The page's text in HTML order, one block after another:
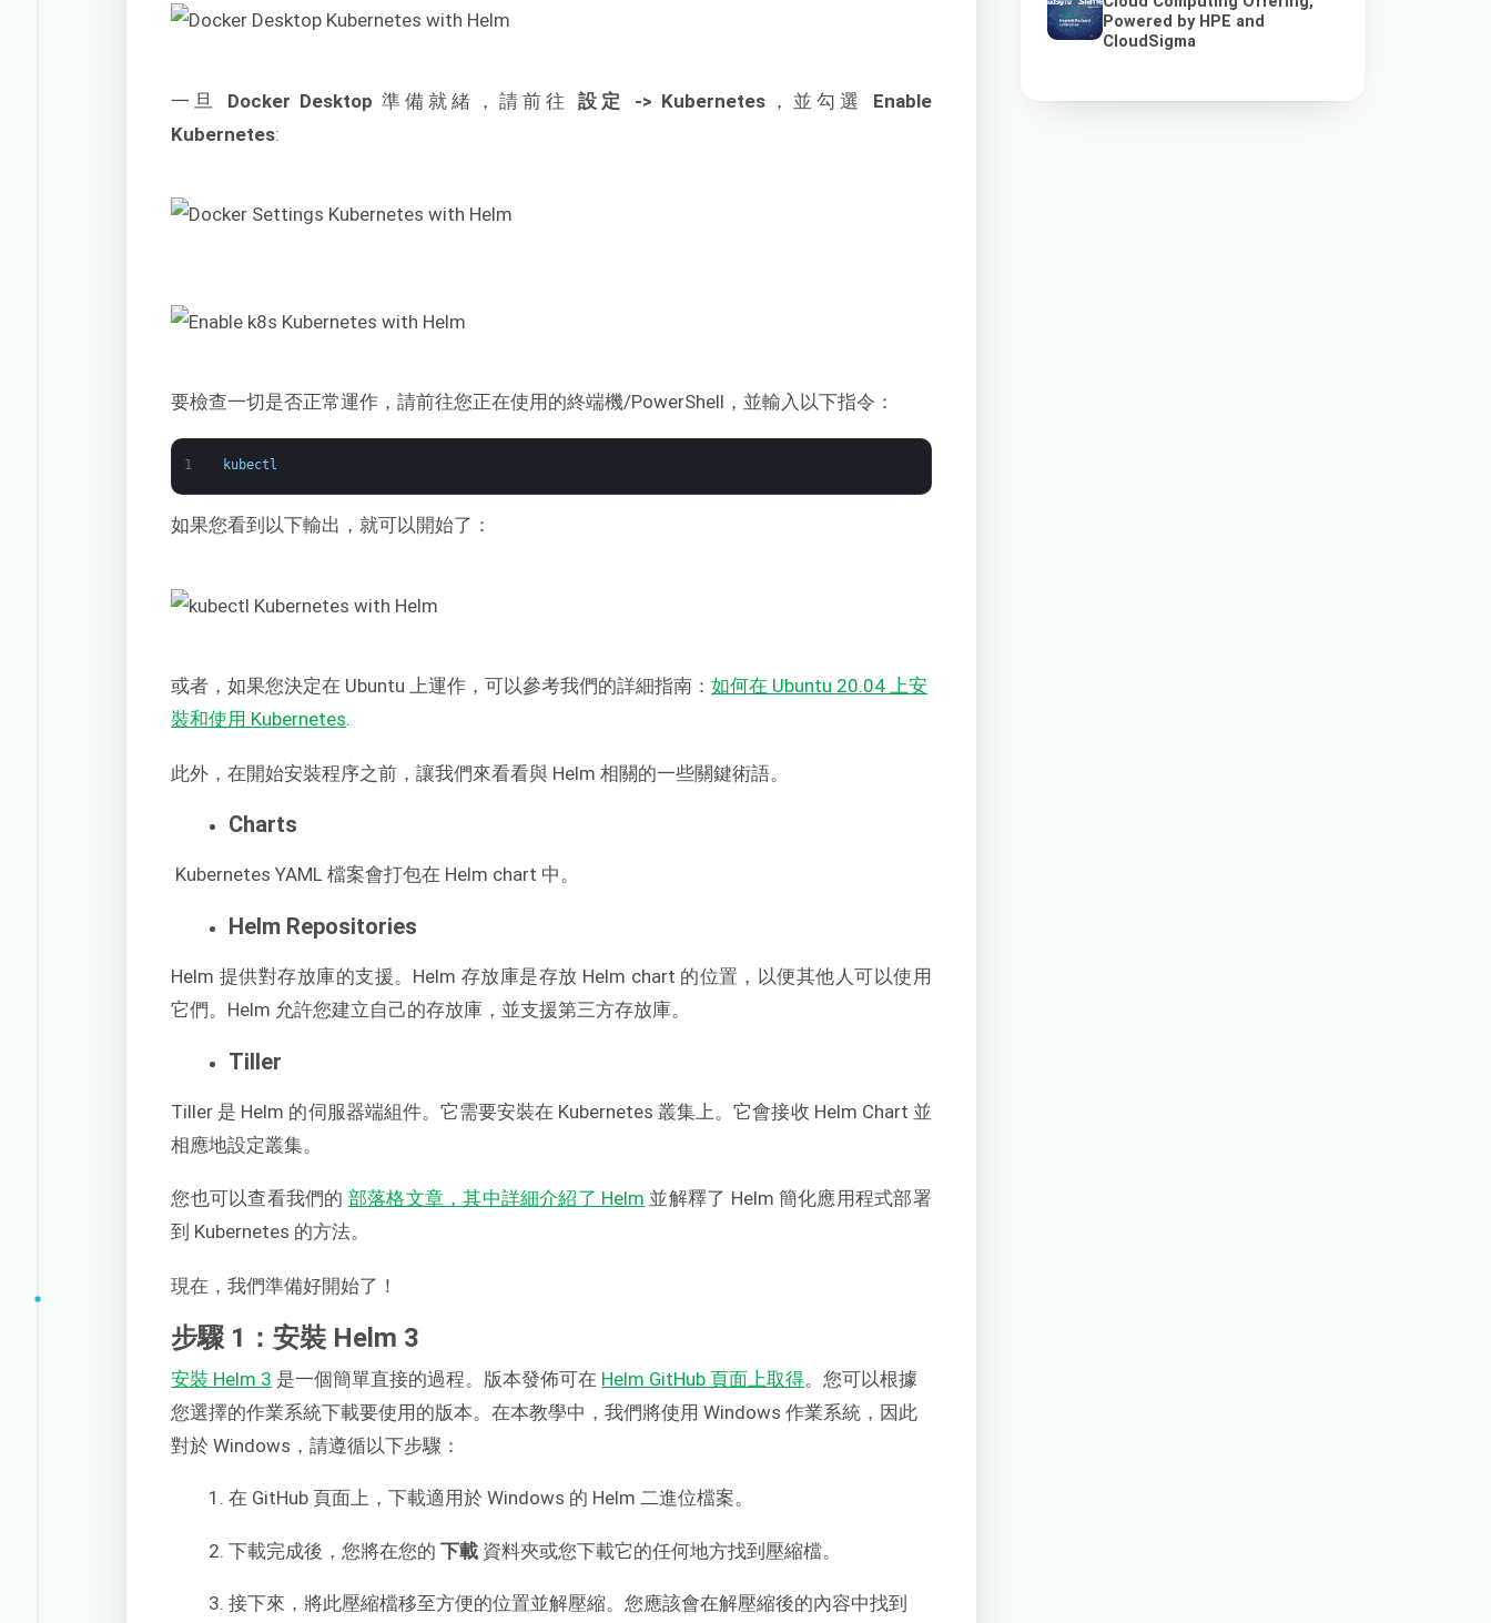
一旦 Docker Desktop 準備就緒，請前往設定 -> Kubernetes，並勾選 Enable
Kubernetes:
要檢查一切是否正常運作，請前往您正在使用的終端機/PowerShell，並輸入以下指令：
1 kubectl
如果您看到以下輸出，就可以開始了：
或者，如果您決定在 Ubuntu 上運作，可以參考我們的詳細指南：如何在 Ubuntu 20.04 上安
裝和使用 Kubernetes.
此外，在開始安裝程序之前，讓我們來看看與 Helm 相關的一些關鍵術語。
Charts
Kubernetes YAML 檔案會打包在 Helm chart 中。
Helm Repositories
Helm 提供對存放庫的支援。Helm 存放庫是存放 Helm chart 的位置，以便其他人可以使用
它們。Helm 允許您建立自己的存放庫，並支援第三方存放庫。
Tiller
Tiller 是 Helm 的伺服器端組件。它需要安裝在 Kubernetes 叢集上。它會接收 Helm Chart 並
相應地設定叢集。
您也可以查看我們的 部落格文章，其中詳細介紹了 Helm 並解釋了 Helm 簡化應用程式部署
到 Kubernetes 的方法。
現在，我們準備好開始了！
步驟 1：安裝 Helm 3
安裝 Helm 3 是一個簡單直接的過程。版本發佈可在 Helm GitHub 頁面上取得。您可以根據
您選擇的作業系統下載要使用的版本。在本教學中，我們將使用 Windows 作業系統，因此
對於 Windows，請遵循以下步驟：
在 GitHub 頁面上，下載適用於 Windows 的 Helm 二進位檔案。
下載完成後，您將在您的下載 資料夾或您下載它的任何地方找到壓縮檔。
接下來，將此壓縮檔移至方便的位置並解壓縮。您應該會在解壓縮後的內容中找到
Powered by HPE and
CloudSigma